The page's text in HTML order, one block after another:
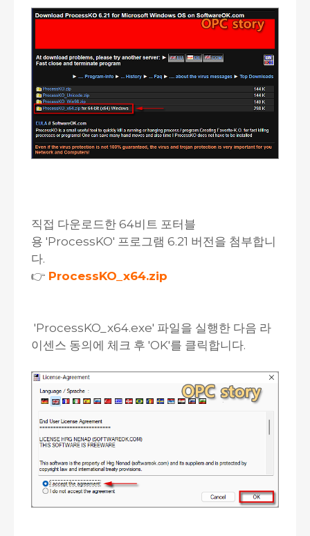
직접 다운로드한 64비트 포터블
용 'ProcessKO' 프로그램 6.21 버전을 첨부합니
다.
👉 ProcessKO_x64.zip
'ProcessKO_x64.exe' 파일을 실행한 다음 라
이센스 동의에 체크 후 'OK'를 클릭합니다.